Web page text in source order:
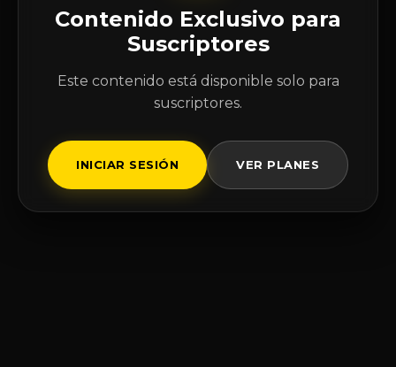
Contenido Exclusivo para
Suscriptores
Este contenido está disponible solo para
suscriptores.
INICIAR SESIÓN VER PLANES